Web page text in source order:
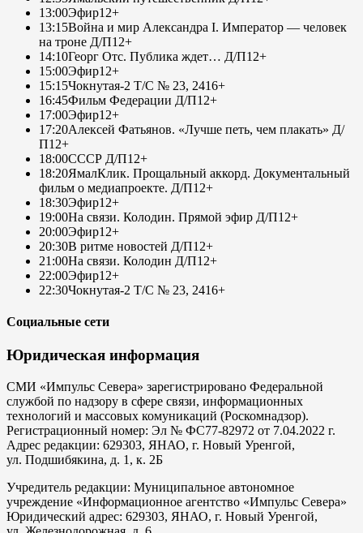
13:00Эфир12+
13:15Война и мир Александра I. Император — человек
на троне Д/П12+
14:10Георг Отс. Публика ждет… Д/П12+
15:00Эфир12+
15:15Чокнутая-2 Т/С № 23, 2416+
16:45Фильм Федерации Д/П12+
17:00Эфир12+
17:20Алексей Фатьянов. «Лучше петь, чем плакать» Д/
П12+
18:00СССР Д/П12+
18:20ЯмалКлик. Прощальный аккорд. Документальный
фильм о медиапроекте. Д/П12+
18:30Эфир12+
19:00На связи. Колодин. Прямой эфир Д/П12+
20:00Эфир12+
20:30В ритме новостей Д/П12+
21:00На связи. Колодин Д/П12+
22:00Эфир12+
22:30Чокнутая-2 Т/С № 23, 2416+
Социальные сети
Юридическая информация
СМИ «Импульс Севера» зарегистрировано Федеральной
службой по надзору в сфере связи, информационных
технологий и массовых комуникаций (Роскомнадзор).
Регистрационный номер: Эл № ФС77-82972 от 7.04.2022 г.
Адрес редакции: 629303, ЯНАО, г. Новый Уренгой,
ул. Подшибякина, д. 1, к. 2Б
Учредитель редакции: Муниципальное автономное
учреждение «Информационное агентство «Импульс Севера»
Юридический адрес: 629303, ЯНАО, г. Новый Уренгой,